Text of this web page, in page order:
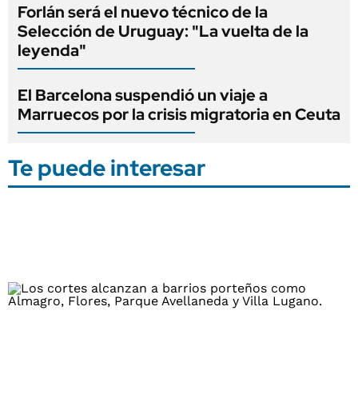
Forlán será el nuevo técnico de la
Selección de Uruguay: "La vuelta de la
leyenda"
El Barcelona suspendió un viaje a
Marruecos por la crisis migratoria en Ceuta
Te puede interesar